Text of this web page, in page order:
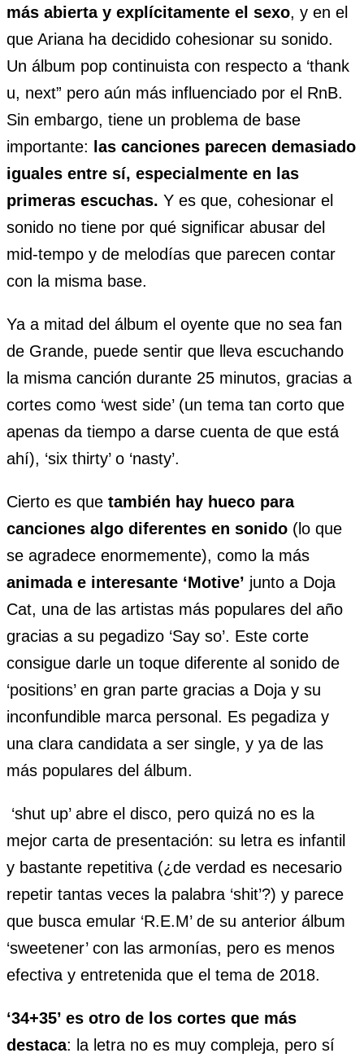
más abierta y explícitamente el sexo, y en el
que Ariana ha decidido cohesionar su sonido.
Un álbum pop continuista con respecto a ‘thank
u, next” pero aún más influenciado por el RnB.
Sin embargo, tiene un problema de base
importante: las canciones parecen demasiado
iguales entre sí, especialmente en las
primeras escuchas. Y es que, cohesionar el
sonido no tiene por qué significar abusar del
mid-tempo y de melodías que parecen contar
con la misma base.
Ya a mitad del álbum el oyente que no sea fan
de Grande, puede sentir que lleva escuchando
la misma canción durante 25 minutos, gracias a
cortes como ‘west side’ (un tema tan corto que
apenas da tiempo a darse cuenta de que está
ahí), ‘six thirty’ o ‘nasty’.
Cierto es que también hay hueco para
canciones algo diferentes en sonido (lo que
se agradece enormemente), como la más
animada e interesante ‘Motive’ junto a Doja
Cat, una de las artistas más populares del año
gracias a su pegadizo ‘Say so’. Este corte
consigue darle un toque diferente al sonido de
‘positions’ en gran parte gracias a Doja y su
inconfundible marca personal. Es pegadiza y
una clara candidata a ser single, y ya de las
más populares del álbum.
‘shut up’ abre el disco, pero quizá no es la
mejor carta de presentación: su letra es infantil
y bastante repetitiva (¿de verdad es necesario
repetir tantas veces la palabra ‘shit’?) y parece
que busca emular ‘R.E.M’ de su anterior álbum
‘sweetener’ con las armonías, pero es menos
efectiva y entretenida que el tema de 2018.
‘34+35’ es otro de los cortes que más
destaca: la letra no es muy compleja, pero sí